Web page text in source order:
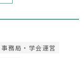
事務局・学会運営